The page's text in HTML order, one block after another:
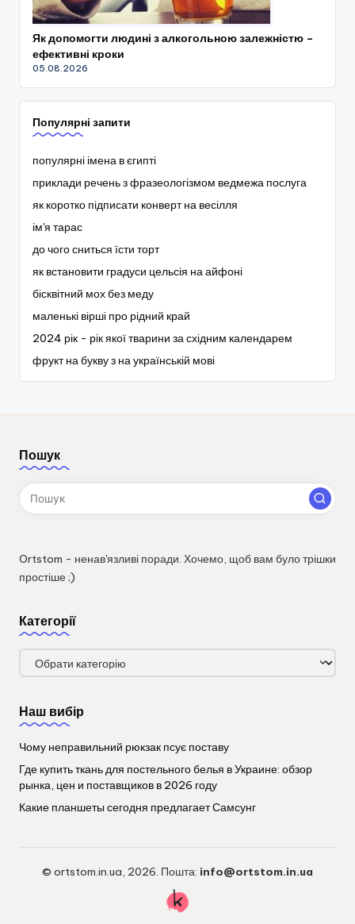
Як допомогти людині з алкогольною залежністю –
ефективні кроки
05.08.2026
Популярні запити
популярні імена в єгипті
приклади речень з фразеологізмом ведмежа послуга
як коротко підписати конверт на весілля
ім'я тарас
до чого сниться їсти торт
як встановити градуси цельсія на айфоні
бісквітний мох без меду
маленькі вірші про рідний край
2024 рік - рік якої тварини за східним календарем
фрукт на букву з на українській мові
Пошук
Ortstom - ненав'язливі поради. Хочемо, щоб вам було трішки
простіше ;)
Категорії
Категорії
Наш вибір
Чому неправильний рюкзак псує поставу
Где купить ткань для постельного белья в Украине: обзор
рынка, цен и поставщиков в 2026 году
Какие планшеты сегодня предлагает Самсунг
© ortstom.in.ua, 2026. Пошта: info@ortstom.in.ua